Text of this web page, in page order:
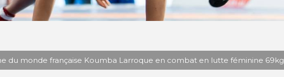
du monde française Koumba Larroque en combat en lutte féminine 69kg